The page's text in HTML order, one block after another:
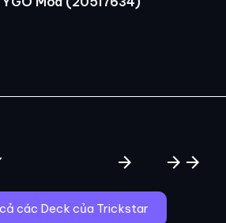
arrow_forward arrow_forward arrow_forward
các Deck của Trickstar